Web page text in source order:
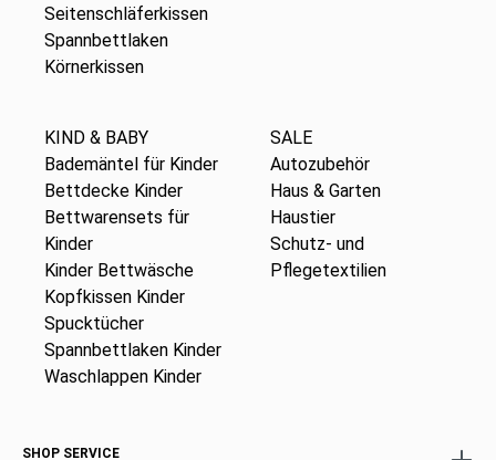
Seitenschläferkissen
Spannbettlaken
Körnerkissen
KIND & BABY
Bademäntel für Kinder
Bettdecke Kinder
Bettwarensets für
Kinder
Kinder Bettwäsche
Kopfkissen Kinder
Spucktücher
Spannbettlaken Kinder
Waschlappen Kinder
SALE
Autozubehör
Haus & Garten
Haustier
Schutz- und
Pflegetextilien
SHOP SERVICE